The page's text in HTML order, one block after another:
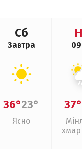
Сб
Завтра
36°23°
Ясно
37°